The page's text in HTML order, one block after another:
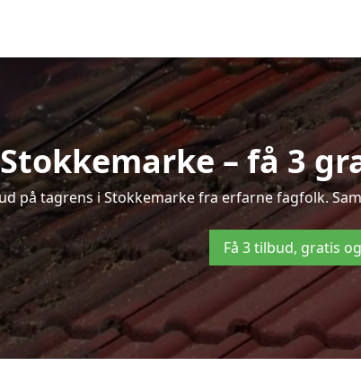
– få 3
på tagrens i Stokkemarke fra erfarne fagfolk.
Få 3 tilbud, gratis